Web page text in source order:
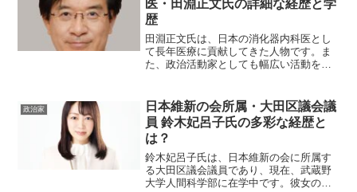
医・田淵正文氏の詳細な経歴と学
歴
田淵正文氏は、日本の消化器内科医とし
て長年医療に貢献してきた人物です。ま
た、政治活動家としても幅広い活動を展
淵正文氏の出身地と生年月日は？田淵正
文氏は、1958年6月2...
政治家
日本維新の会所属・大田区議会議
員 鈴木妃呂子氏の多彩な経歴と
は？
鈴木妃呂子氏は、日本維新の会に所属す
る大田区議会議員であり、現在、武蔵野
大学人間科学部に在学中です。彼女の経